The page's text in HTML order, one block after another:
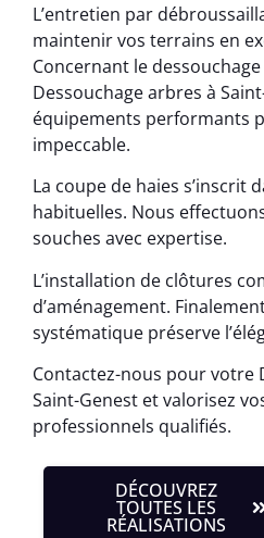
L’entretien par
maintenir vos terrains en
Concernant le
Dessouchage arbres à
équipements performants
impeccable.
La coupe de haies s’inscrit
habituelles. Nous
souches avec expertise.
L’installation de clôtures
d’aménagement.
systématique préserve
Contactez-nous pour votre
Saint-Genest et valorisez
professionnels qualifiés.
DÉCOUVREZ
TOUTES LES
RÉALISATIONS